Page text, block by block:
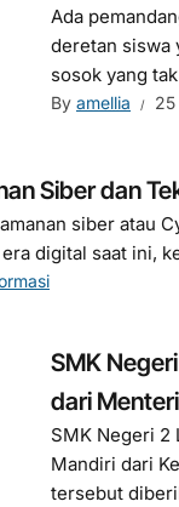
Ada
deretan siswa
sosok yang
By amellia
Siber dan
siber atau
digital saat ini,
SMK
dari
SMK Negeri 2
Mandiri dari
tersebut